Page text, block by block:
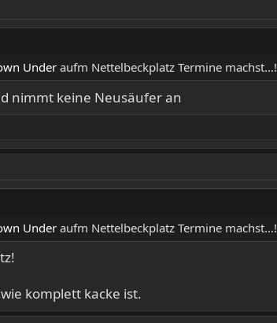
Underaufm Nettelbeckplatz Termine machst…!
nimmt keine Neusäufer an
Underaufm Nettelbeckplatz Termine machst…!
komplett kacke ist.